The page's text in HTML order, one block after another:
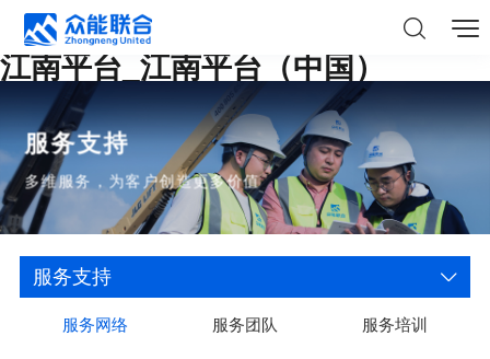
江南平台_江南平台（中国）
服务支持
多维服务，为客户创造更多价值
服务支持
服务网络 服务团队 服务培训